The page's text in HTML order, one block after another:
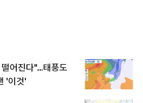
어진다"…태풍도
'이것'